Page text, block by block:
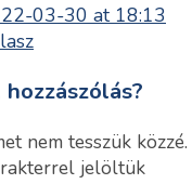
03-30 at 18:13
nem tesszük közzé.
jelöltük